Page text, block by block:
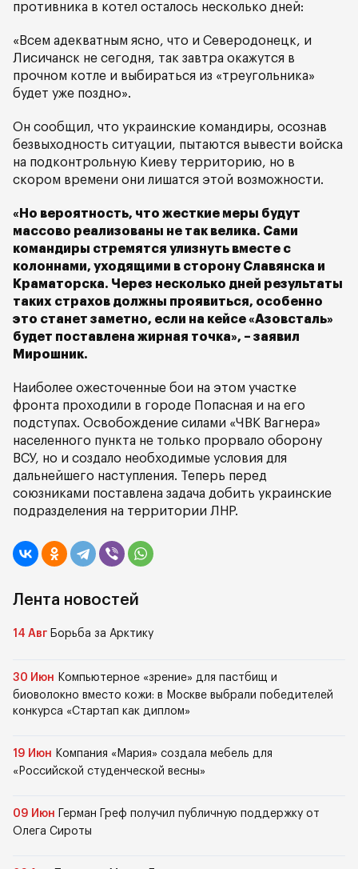
противника в котел осталось несколько дней:
«Всем адекватным ясно, что и Северодонецк, и
Лисичанск не сегодня, так завтра окажутся в
прочном котле и выбираться из «треугольника»
будет уже поздно».
Он сообщил, что украинские командиры, осознав
безвыходность ситуации, пытаются вывести войска
на подконтрольную Киеву территорию, но в
скором времени они лишатся этой возможности.
«Но вероятность, что жесткие меры будут
массово реализованы не так велика. Сами
командиры стремятся улизнуть вместе с
колоннами, уходящими в сторону Славянска и
Краматорска. Через несколько дней результаты
таких страхов должны проявиться, особенно
это станет заметно, если на кейсе «Азовсталь»
будет поставлена жирная точка», – заявил
Мирошник.
Наиболее ожесточенные бои на этом участке
фронта проходили в городе Попасная и на его
подступах. Освобождение силами «ЧВК Вагнера»
населенного пункта не только прорвало оборону
ВСУ, но и создало необходимые условия для
дальнейшего наступления. Теперь перед
союзниками поставлена задача добить украинские
подразделения на территории ЛНР.
Лента новостей
14 Авг Борьба за Арктику
30 Июн Компьютерное «зрение» для пастбищ и
биоволокно вместо кожи: в Москве выбрали победителей
конкурса «Стартап как диплом»
19 Июн Компания «Мария» создала мебель для
«Российской студенческой весны»
09 Июн
Герман Греф получил публичную поддержку от
Олега Сироты